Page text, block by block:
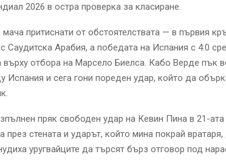
2026 в остра проверка за класиране.
притиснати от обстоятелствата — в първия
Саудитска Арабия, а победата на Испания с 4:0
върху отбора на Марсело Биелса. Кабо Верде пък
Испания и сега гони пореден удар, който да
пряк свободен удар на Кевин Пина в 21-ата
през стената и ударът, който мина покрай
уругвайците да търсят бърз отговор под